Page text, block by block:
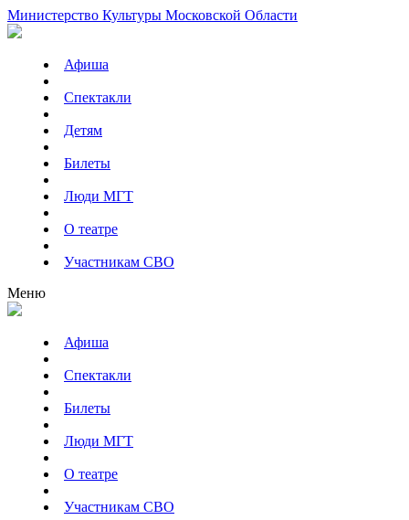
Министерство Культуры Московской Области
Афиша
Спектакли
Детям
Билеты
Люди МГТ
О театре
Участникам СВО
Меню
Афиша
Спектакли
Билеты
Люди МГТ
О театре
Участникам СВО